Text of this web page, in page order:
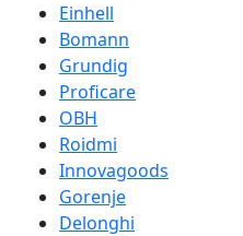
Einhell
Bomann
Grundig
Proficare
OBH
Roidmi
Innovagoods
Gorenje
Delonghi